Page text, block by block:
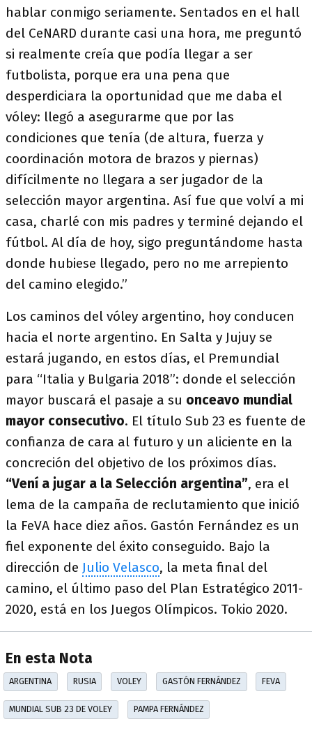
hablar conmigo seriamente. Sentados en el hall
del CeNARD durante casi una hora, me preguntó
si realmente creía que podía llegar a ser
futbolista, porque era una pena que
desperdiciara la oportunidad que me daba el
vóley: llegó a asegurarme que por las
condiciones que tenía (de altura, fuerza y
coordinación motora de brazos y piernas)
difícilmente no llegara a ser jugador de la
selección mayor argentina. Así fue que volví a mi
casa, charlé con mis padres y terminé dejando el
fútbol. Al día de hoy, sigo preguntándome hasta
donde hubiese llegado, pero no me arrepiento
del camino elegido.”
Los caminos del vóley argentino, hoy conducen
hacia el norte argentino. En Salta y Jujuy se
estará jugando, en estos días, el Premundial
para “Italia y Bulgaria 2018”: donde el selección
mayor buscará el pasaje a su onceavo mundial
mayor consecutivo. El título Sub 23 es fuente de
confianza de cara al futuro y un aliciente en la
concreción del objetivo de los próximos días.
“Vení a jugar a la Selección argentina”, era el
lema de la campaña de reclutamiento que inició
la FeVA hace diez años. Gastón Fernández es un
fiel exponente del éxito conseguido. Bajo la
dirección de Julio Velasco, la meta final del
camino, el último paso del Plan Estratégico 2011-
2020, está en los Juegos Olímpicos. Tokio 2020.
En esta Nota
ARGENTINA RUSIA VOLEY GASTÓN FERNÁNDEZ FEVA
MUNDIAL SUB 23 DE VOLEY PAMPA FERNÁNDEZ